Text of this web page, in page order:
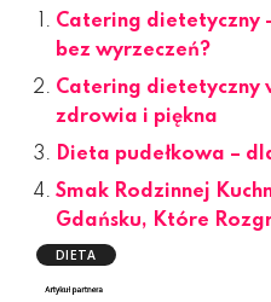
Catering dietetyczny
bez wyrzeczeń?
Catering dietetyczny
zdrowia i piękna
Dieta pudełkowa –
Smak Rodzinnej
Gdańsku, Które
DIETA